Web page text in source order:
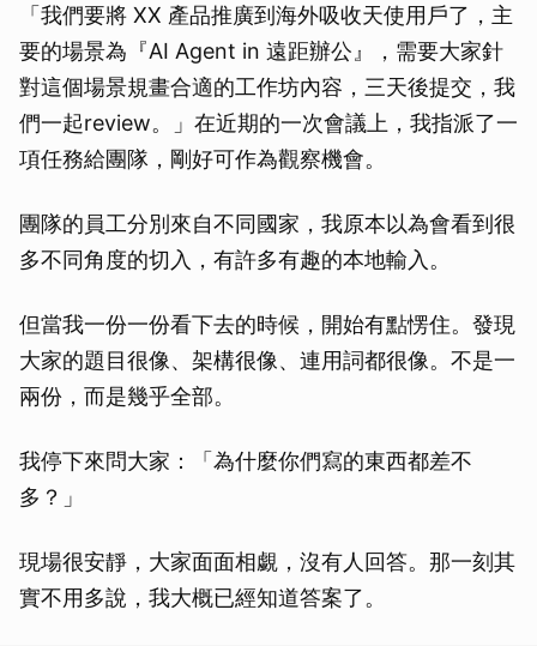
「我們要將 XX 產品推廣到海外吸收天使用戶了，主
要的場景為『AI Agent in 遠距辦公』，需要大家針
對這個場景規畫合適的工作坊內容，三天後提交，我
們一起review。」在近期的一次會議上，我指派了一
項任務給團隊，剛好可作為觀察機會。
團隊的員工分別來自不同國家，我原本以為會看到很
多不同角度的切入，有許多有趣的本地輸入。
但當我一份一份看下去的時候，開始有點愣住。發現
大家的題目很像、架構很像、連用詞都很像。不是一
兩份，而是幾乎全部。
我停下來問大家：「為什麼你們寫的東西都差不
多？」
現場很安靜，大家面面相覷，沒有人回答。那一刻其
實不用多說，我大概已經知道答案了。